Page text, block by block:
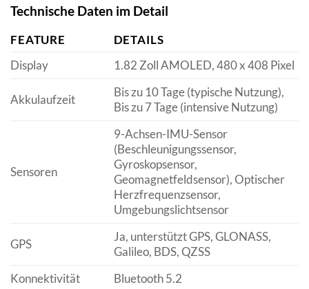
Technische Daten im Detail
FEATURE
DETAILS
Display
1.82 Zoll AMOLED, 480 x 408 Pixel
Akkulaufzeit
Bis zu 10 Tage (typische Nutzung),
Bis zu 7 Tage (intensive Nutzung)
Sensoren
9-Achsen-IMU-Sensor
(Beschleunigungssensor,
Gyroskopsensor,
Geomagnetfeldsensor), Optischer
Herzfrequenzsensor,
Umgebungslichtsensor
GPS
Ja, unterstützt GPS, GLONASS,
Galileo, BDS, QZSS
Konnektivität
Bluetooth 5.2